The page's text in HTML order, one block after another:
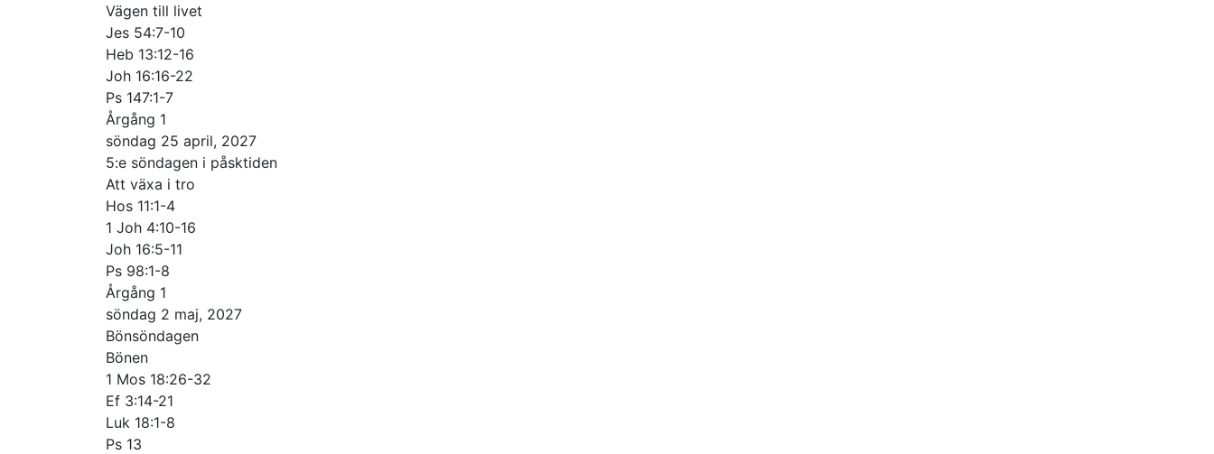
Vägen till livet
Jes 54:7-10
Heb 13:12-16
Joh 16:16-22
Ps 147:1-7
Årgång 1
söndag 25 april, 2027
5:e söndagen i påsktiden
Att växa i tro
Hos 11:1-4
1 Joh 4:10-16
Joh 16:5-11
Ps 98:1-8
Årgång 1
söndag 2 maj, 2027
Bönsöndagen
Bönen
1 Mos 18:26-32
Ef 3:14-21
Luk 18:1-8
Ps 13